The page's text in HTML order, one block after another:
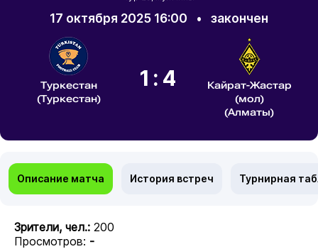
17 октября 2025 16:00 • закончен
Туркестан
(Туркестан)
1:4
Кайрат-Жастар
(мол)
(Алматы)
Описание матча История встреч Турнирная
Зрители, чел.: 200
Просмотров: -